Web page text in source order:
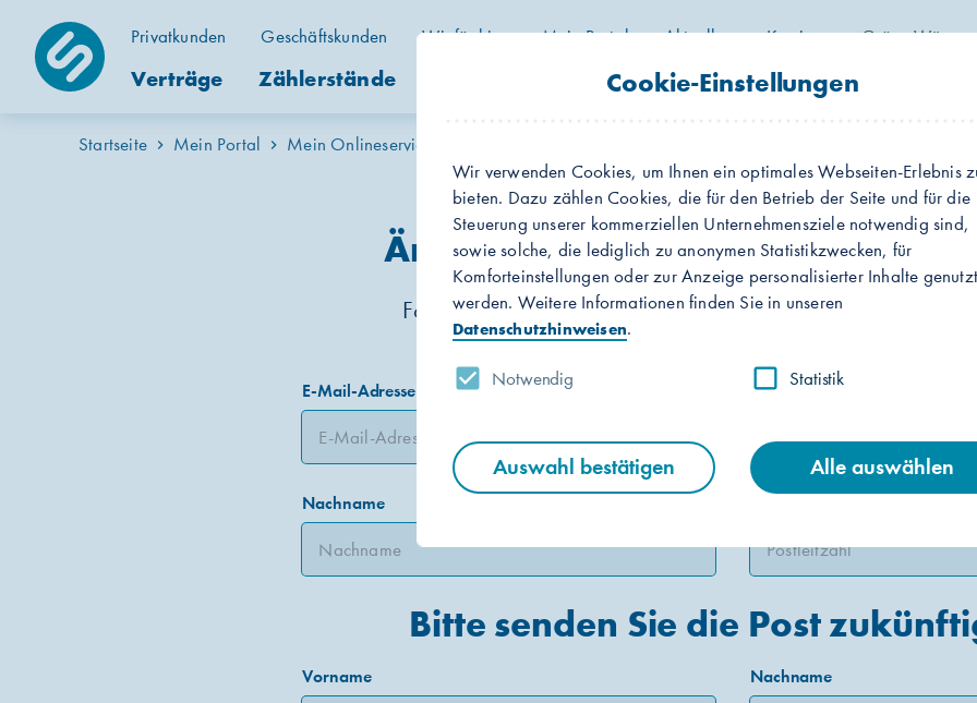
Cookie-Einstellungen
Wir verwenden Cookies, um Ihnen ein optimales Webseiten-Erlebnis
bieten. Dazu zählen Cookies, die für den Betrieb der Seite und für die
Steuerung unserer kommerziellen Unternehmensziele notwendig sind,
sowie solche, die lediglich zu anonymen Statistikzwecken, für
Komforteinstellungen oder zur Anzeige personalisierter Inhalte genutzt
werden. Weitere Informationen finden Sie in unseren
Datenschutzhinweisen.
Notwendig Statistik
Auswahl bestätigen Alle auswählen
Privatkunden Geschäftskunden Wir für hier Mein Portal
Verträge Zählerstände Wechselprozesse Mitteilungen
Aktuelles Karriere Grüne Wärme
Startseite Mein Portal Mein Onlineservice
Änderung der
Folgende Angaben werden benötigt für die Verarbeitung
E-Mail-Adresse Kundennummer
Nachname
Bitte senden Sie die Post
Vorname Nachname